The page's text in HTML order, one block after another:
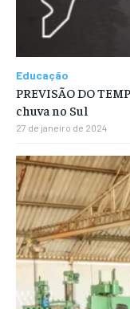
Educação
PREVISÃO DO
chuva no Sul
27 de janeiro de 2024